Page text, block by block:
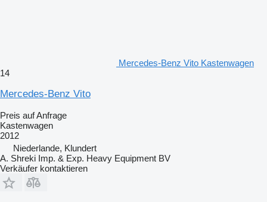
Mercedes-Benz Vito Kastenwagen
14
Mercedes-Benz Vito
Preis auf Anfrage
Kastenwagen
2012
Niederlande, Klundert
A. Shreki Imp. & Exp. Heavy Equipment BV
Verkäufer kontaktieren